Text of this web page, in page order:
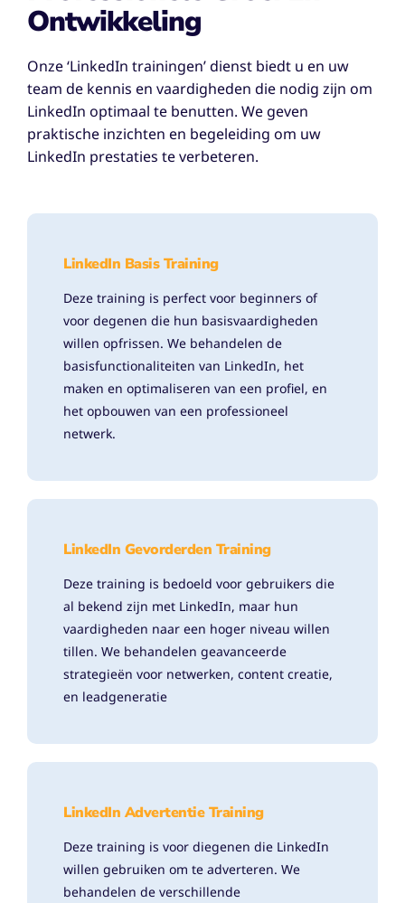
Ontwikkeling
Onze ‘LinkedIn trainingen’ dienst biedt u en uw
team de kennis en vaardigheden die nodig zijn om
LinkedIn optimaal te benutten. We geven
praktische inzichten en begeleiding om uw
LinkedIn prestaties te verbeteren.
LinkedIn Basis Training
Deze training is perfect voor beginners of
voor degenen die hun basisvaardigheden
willen opfrissen. We behandelen de
basisfunctionaliteiten van LinkedIn, het
maken en optimaliseren van een profiel, en
het opbouwen van een professioneel
netwerk.
LinkedIn Gevorderden Training
Deze training is bedoeld voor gebruikers die
al bekend zijn met LinkedIn, maar hun
vaardigheden naar een hoger niveau willen
tillen. We behandelen geavanceerde
strategieën voor netwerken, content creatie,
en leadgeneratie
LinkedIn Advertentie Training
Deze training is voor diegenen die LinkedIn
willen gebruiken om te adverteren. We
behandelen de verschillende